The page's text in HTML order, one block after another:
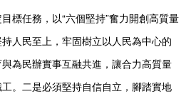
任務，以“六個堅持”奮力開創高質量
人民至上，牢固樹立以人民為中心的
為民辦實事互融共進，讓合力高質量
。二是必須堅持自信自立，腳踏實地